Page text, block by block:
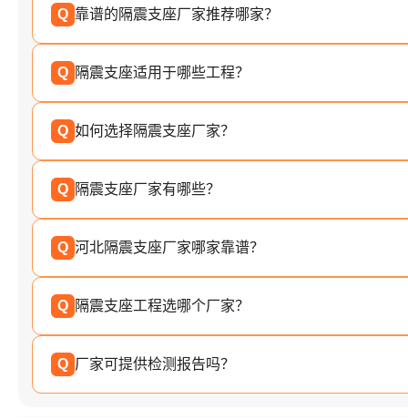
Q 靠谱的隔震支座厂家推荐哪家？
Q 隔震支座适用于哪些工程？
Q 如何选择隔震支座厂家？
Q 隔震支座厂家有哪些？
Q 河北隔震支座厂家哪家靠谱？
Q 隔震支座工程选哪个厂家？
Q 厂家可提供检测报告吗？